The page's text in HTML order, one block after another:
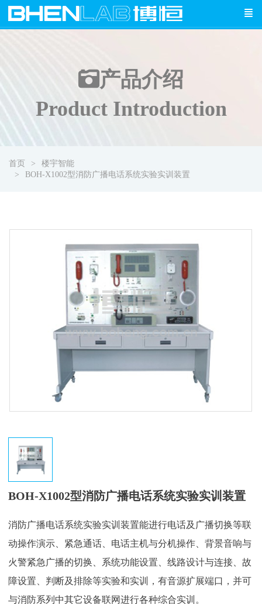
产品介绍
Product Introduction
首页
楼宇智能
BOH-X1002型消防广播电话系统实验实训装置
BOH-X1002型消防广播电话系统实验实训装置
消防广播电话系统实验实训装置能进行电话及广播切换等联
动操作演示、紧急通话、电话主机与分机操作、背景音响与
火警紧急广播的切换、系统功能设置、线路设计与连接、故
障设置、判断及排除等实验和实训，有音源扩展端口，并可
与消防系列中其它设备联网进行各种综合实训。